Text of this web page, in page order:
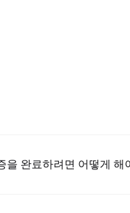
을 완료하려면 어떻게 해